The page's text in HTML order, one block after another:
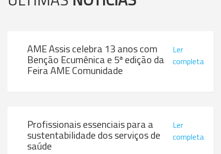
AME Assis celebra 13 anos com
Benção Ecumênica e 5ª edição da
Feira AME Comunidade
Ler
completa
Profissionais essenciais para a
sustentabilidade dos serviços de
saúde
Ler
completa